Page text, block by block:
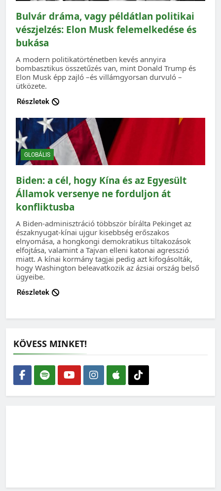
Bulvár dráma, vagy példátlan politikai
vészjelzés: Elon Musk felemelkedése és
bukása
A modern politikatörténetben kevés annyira
bombasztikus összetűzés van, mint Donald Trump és
Elon Musk épp zajló –és villámgyorsan durvuló –
ütközete.
Részletek
GLOBÁLIS
Biden: a cél, hogy Kína és az Egyesült
Államok versenye ne forduljon át
konfliktusba
A Biden-adminisztráció többször bírálta Pekinget az
északnyugat-kínai ujgur kisebbség erőszakos
elnyomása, a hongkongi demokratikus tiltakozások
elfojtása, valamint a Tajvan elleni katonai agresszió
miatt. A kínai kormány tagjai pedig azt kifogásolták,
hogy Washington beleavatkozik az ázsiai ország belső
ügyeibe.
Részletek
KÖVESS MINKET!